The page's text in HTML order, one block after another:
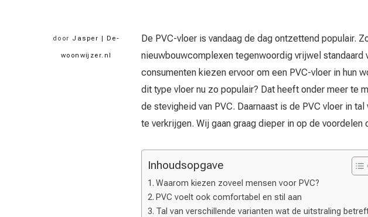
door Jasper | De-
woonwijzer.nl
De PVC-vloer is vandaag de dag ontzettend populair.
nieuwbouwcomplexen tegenwoordig vrijwel standaard
consumenten kiezen ervoor om een PVC-vloer in hun
dit type vloer nu zo populair? Dat heeft onder meer te
de stevigheid van PVC. Daarnaast is de PVC vloer in
te verkrijgen. Wij gaan graag dieper in op de voordelen
Inhoudsopgave
Waarom kiezen zoveel mensen voor PVC?
PVC voelt ook comfortabel en stil aan
Tal van verschillende varianten wat de uitstraling